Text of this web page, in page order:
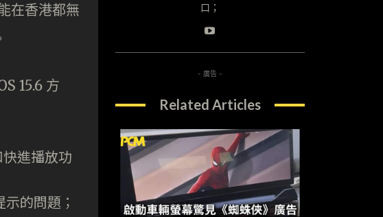
在香港都無
15.6 方
進播放功
的問題；
口；
- 廣告 -
Related Articles